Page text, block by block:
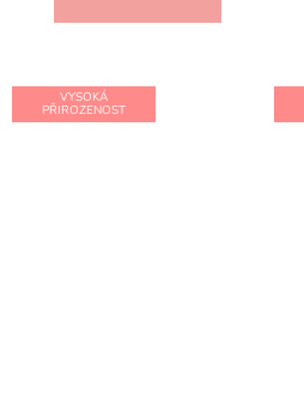
VYSOKÁ
PŘIROZENOST